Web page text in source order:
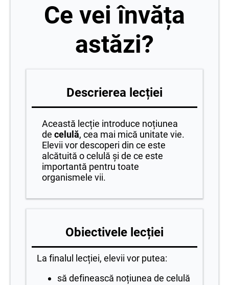
Ce vei învăța
astăzi?
Descrierea lecției
Această lecție introduce noțiunea
de celulă, cea mai mică unitate vie.
Elevii vor descoperi din ce este
alcătuită o celulă și de ce este
importantă pentru toate
organismele vii.
Obiectivele lecției
La finalul lecției, elevii vor putea:
să definească noțiunea de celulă